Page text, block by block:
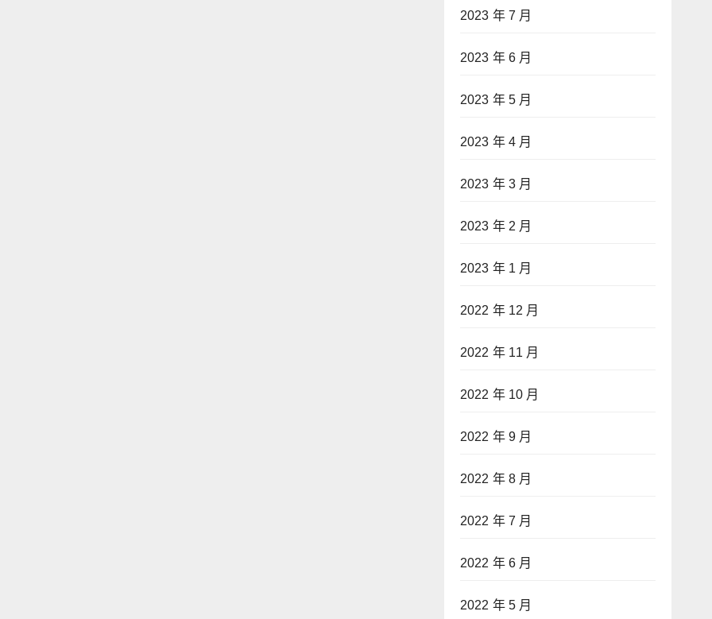
2023 年 7 月
2023 年 6 月
2023 年 5 月
2023 年 4 月
2023 年 3 月
2023 年 2 月
2023 年 1 月
2022 年 12 月
2022 年 11 月
2022 年 10 月
2022 年 9 月
2022 年 8 月
2022 年 7 月
2022 年 6 月
2022 年 5 月